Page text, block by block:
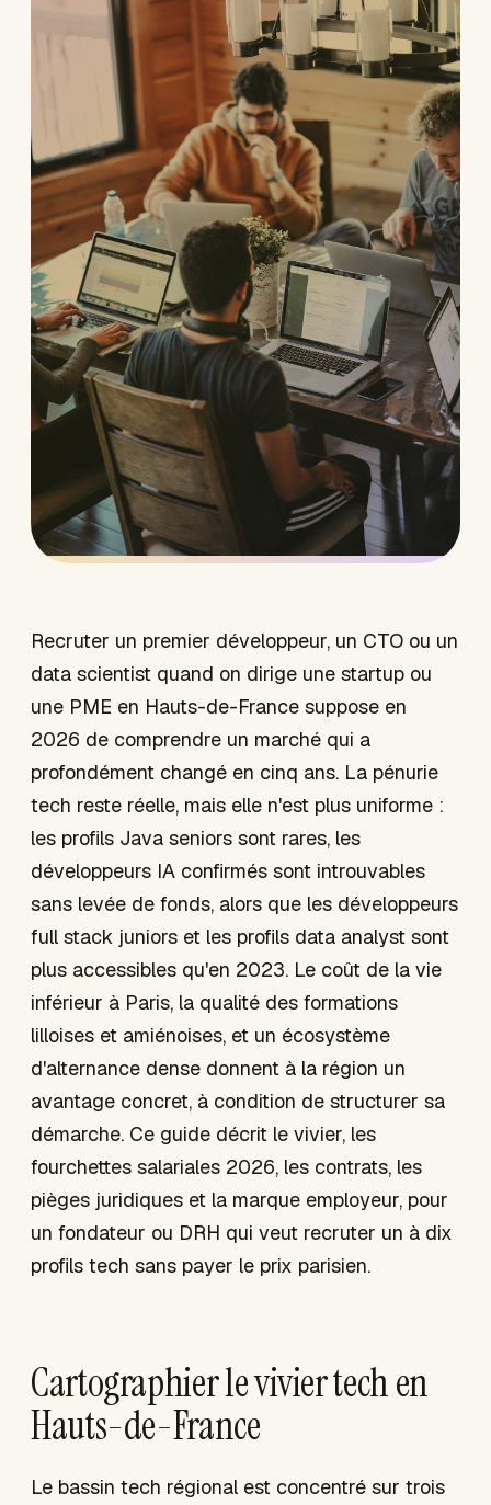
Recruter un premier développeur, un CTO ou un
data scientist quand on dirige une startup ou
une PME en Hauts-de-France suppose en
2026 de comprendre un marché qui a
profondément changé en cinq ans. La pénurie
tech reste réelle, mais elle n'est plus uniforme :
les profils Java seniors sont rares, les
développeurs IA confirmés sont introuvables
sans levée de fonds, alors que les développeurs
full stack juniors et les profils data analyst sont
plus accessibles qu'en 2023. Le coût de la vie
inférieur à Paris, la qualité des formations
lilloises et amiénoises, et un écosystème
d'alternance dense donnent à la région un
avantage concret, à condition de structurer sa
démarche. Ce guide décrit le vivier, les
fourchettes salariales 2026, les contrats, les
pièges juridiques et la marque employeur, pour
un fondateur ou DRH qui veut recruter un à dix
profils tech sans payer le prix parisien.
Cartographier le vivier tech en
Hauts-de-France
Le bassin tech régional est concentré sur trois